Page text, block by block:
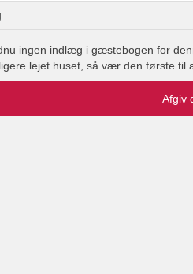
ingen indlæg i gæstebogen for
lejet huset, så vær den første til
Afgiv